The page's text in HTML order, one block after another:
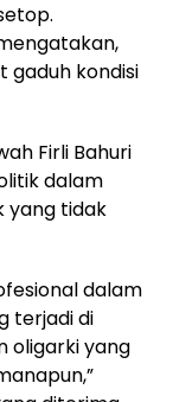
gaduh kondisi
Firli Bahuri
dalam
yang tidak
dalam
terjadi di
oligarki yang